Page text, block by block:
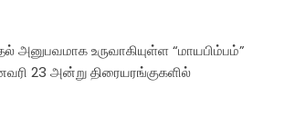
அனுபவமாக உருவாகியுள்ள “மாயபிம்பம்”
23 அன்று திரையரங்குகளில்